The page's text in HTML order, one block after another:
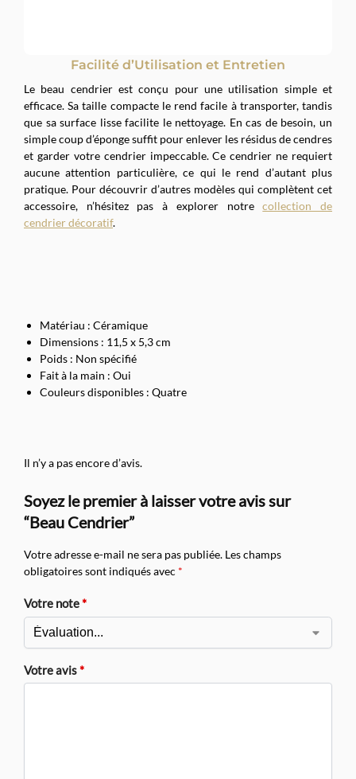
Facilité d’Utilisation et Entretien
Le beau cendrier est conçu pour une utilisation simple et
efficace. Sa taille compacte le rend facile à transporter, tandis
que sa surface lisse facilite le nettoyage. En cas de besoin, un
simple coup d’éponge suffit pour enlever les résidus de cendres
et garder votre cendrier impeccable. Ce cendrier ne requiert
aucune attention particulière, ce qui le rend d’autant plus
pratique. Pour découvrir d’autres modèles qui complètent cet
accessoire, n’hésitez pas à explorer notrecollection de
cendrier décoratif.
Matériau : Céramique
Dimensions : 11,5 x 5,3 cm
Poids : Non spécifié
Fait à la main : Oui
Couleurs disponibles : Quatre
Il n’y a pas encore d’avis.
Soyez le premier à laisser votre avis sur
“Beau Cendrier”
Votre adresse e-mail ne sera pas publiée. Les champs
obligatoires sont indiqués avec *
Votre note*
Votre avis*